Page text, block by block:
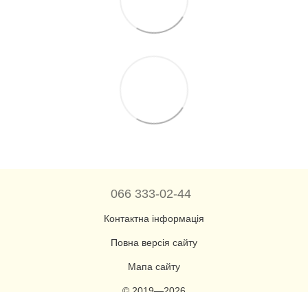
066 333-02-44
Контактна інформація
Повна версія сайту
Мапа сайту